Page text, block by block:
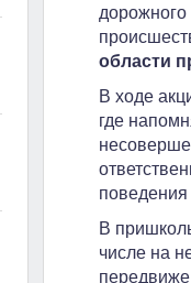
области
В ходе
где
поведения
В
числе на